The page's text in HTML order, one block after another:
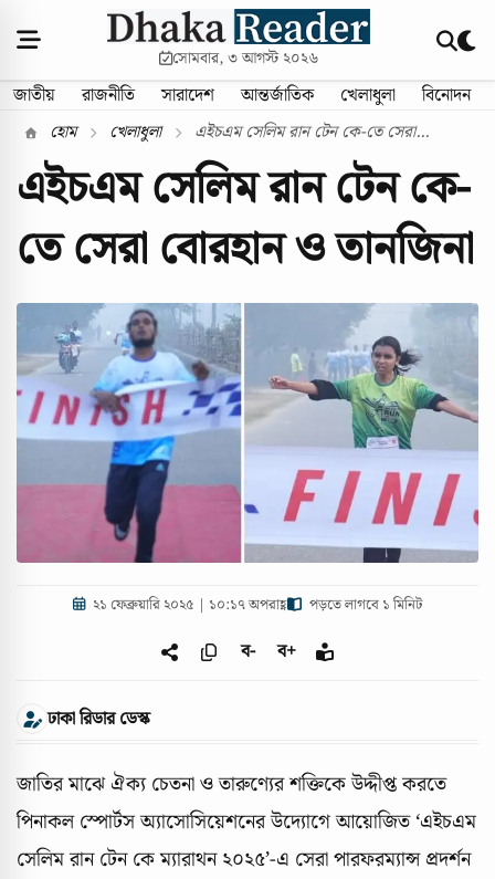
সোমবার, ৩ আগস্ট ২০২৬
জাতীয় রাজনীতি সারাদেশ আন্তর্জাতিক খেলাধুলা বিনোদন
হোম খেলাধুলা এইচএম সেলিম রান টেন কে-তে সেরা...
এইচএম সেলিম রান টেন কে-
তে সেরা বোরহান ও তানজিনা
২১ ফেব্রুয়ারি ২০২৫ | ১০:১৭ অপরাহ্ণ পড়তে লাগবে ১ মিনিট
ব- ব+
ঢাকা রিডার ডেস্ক
জাতির মাঝে ঐক্য চেতনা ও তারুণ্যের শক্তিকে উদ্দীপ্ত করতে
পিনাকল স্পোর্টস অ্যাসোসিয়েশনের উদ্যোগে আয়োজিত ‘এইচএম
সেলিম রান টেন কে ম্যারাথন ২০২৫’-এ সেরা পারফরম্যান্স প্রদর্শন